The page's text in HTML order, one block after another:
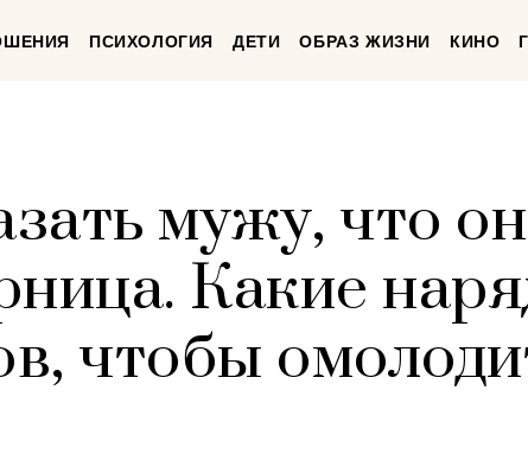
ПСИХОЛОГИЯ ДЕТИ ОБРАЗ ЖИЗНИ КИНО
мужу, что
Какие
чтобы